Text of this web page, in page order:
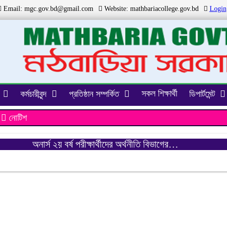
Email: mgc.gov.bd@gmail.com Website: mathbariacollege.gov.bd Login
কর্মচারীবৃন্দ প্রতিষ্ঠান সম্পর্কিত সকল শিক্ষার্থী ডিপার্টমেন্ট
নোটিশ
অনার্স ২য় বর্ষ পরীক্ষার্থীদের অর্থনীতি বিভাগের…